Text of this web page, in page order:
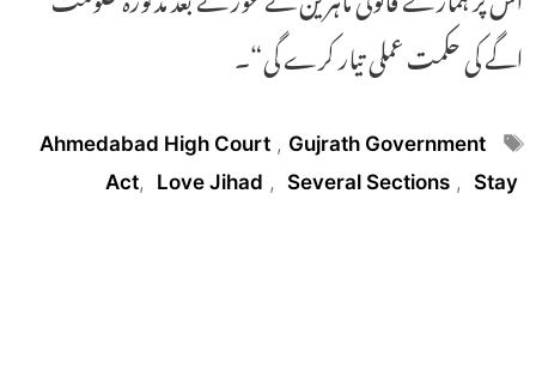
اگے کی حکمت عملی تیار کرے گی“۔
Tags
Ahmedabad High Court , Gujrath Government
Act, Love Jihad , Several Sections , Stay